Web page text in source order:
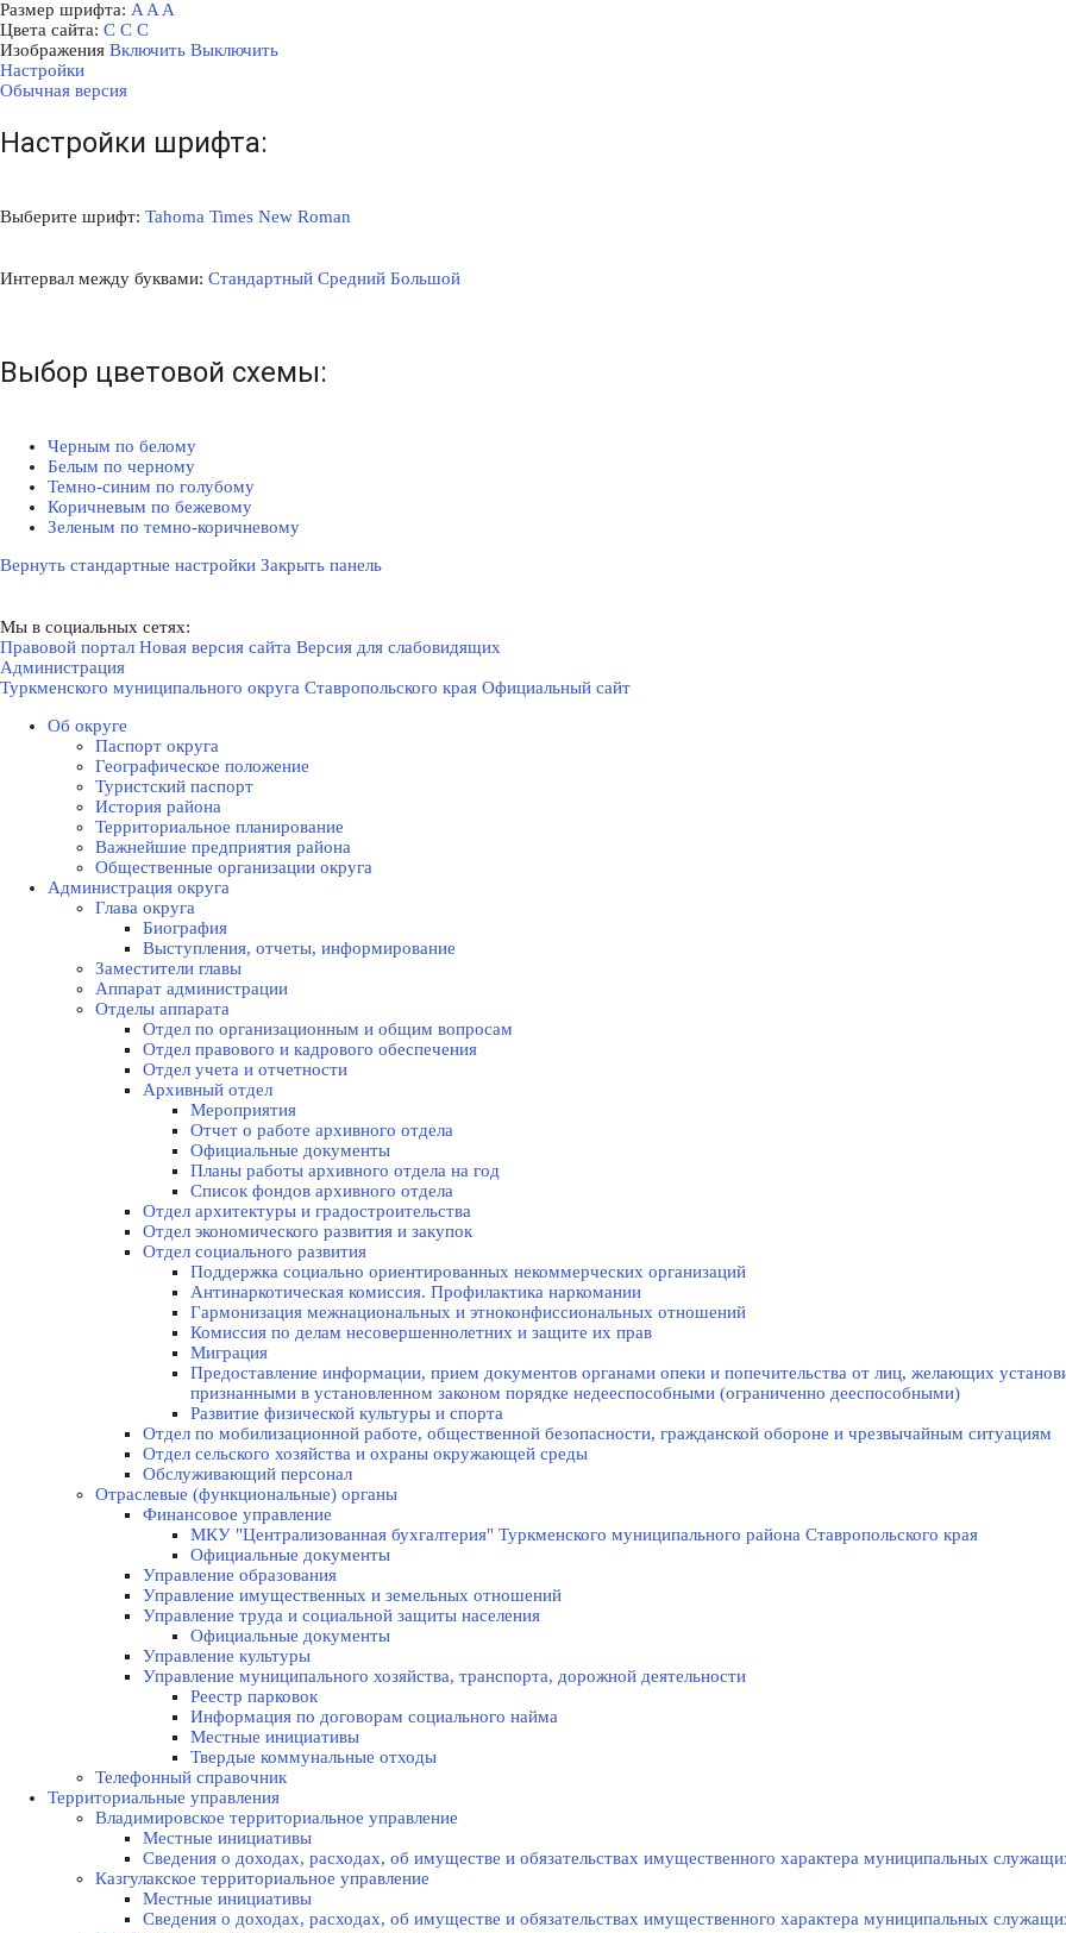
Размер шрифта: A A A
Цвета сайта: С С С
Изображения Включить Выключить
Настройки
Обычная версия
Настройки шрифта:
Выберите шрифт: Tahoma Times New Roman
Интервал между буквами: Стандартный Средний Большой
Выбор цветовой схемы:
Черным по белому
Белым по черному
Темно-синим по голубому
Коричневым по бежевому
Зеленым по темно-коричневому
Вернуть стандартные настройки Закрыть панель
Мы в социальных сетях:
Правовой портал Новая версия сайта Версия для слабовидящих
Администрация
Туркменского муниципального округа Ставропольского края Официальный сайт
Об округе
Паспорт округа
Географическое положение
Туристский паспорт
История района
Территориальное планирование
Важнейшие предприятия района
Общественные организации округа
Администрация округа
Глава округа
Биография
Выступления, отчеты, информирование
Заместители главы
Аппарат администрации
Отделы аппарата
Отдел по организационным и общим вопросам
Отдел правового и кадрового обеспечения
Отдел учета и отчетности
Архивный отдел
Мероприятия
Отчет о работе архивного отдела
Официальные документы
Планы работы архивного отдела на год
Список фондов архивного отдела
Отдел архитектуры и градостроительства
Отдел экономического развития и закупок
Отдел социального развития
Поддержка социально ориентированных некоммерческих организаций
Антинаркотическая комиссия. Профилактика наркомании
Гармонизация межнациональных и этноконфиссиональных отношений
Комиссия по делам несовершеннолетних и защите их прав
Миграция
Предоставление информации, прием документов органами опеки и попечительства от лиц, желающих
признанными в установленном законом порядке недееспособными (ограниченно дееспособными)
Развитие физической культуры и спорта
Отдел по мобилизационной работе, общественной безопасности, гражданской оборонe и чрезвычайным ситуациям
Отдел сельского хозяйства и охраны окружающей среды
Обслуживающий персонал
Отраслевые (функциональные) органы
Финансовое управление
МКУ "Централизованная бухгалтерия" Туркменского муниципального района Ставропольского края
Официальные документы
Управление образования
Управление имущественных и земельных отношений
Управление труда и социальной защиты населения
Официальные документы
Управление культуры
Управление муниципального хозяйства, транспорта, дорожной деятельности
Реестр парковок
Информация по договорам социального найма
Местные инициативы
Твердые коммунальные отходы
Телефонный справочник
Территориальные управления
Владимировское территориальное управление
Местные инициативы
Сведения о доходах, расходах, об имуществе и обязательствах имущественного характера муниципальных
Казгулакское территориальное управление
Местные инициативы
Сведения о доходах, расходах, об имуществе и обязательствах имущественного характера муниципальных